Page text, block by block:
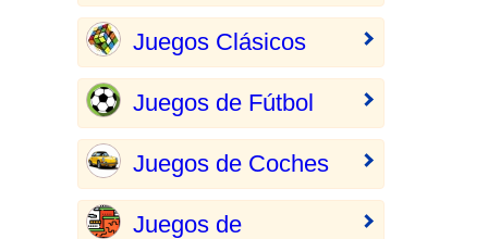
Juegos Clásicos
Juegos de Fútbol
Juegos de Coches
Juegos de